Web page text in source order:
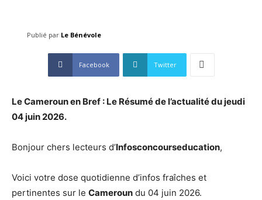
Publié par Le Bénévole
Facebook Twitter
Le Cameroun en Bref : Le Résumé de l’actualité du jeudi
04 juin 2026.
Bonjour chers lecteurs d’Infosconcourseducation,
Voici votre dose quotidienne d’infos fraîches et
pertinentes sur le Cameroun du 04 juin 2026.